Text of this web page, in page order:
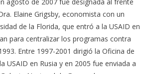
Elaine Grigsby, economista con un
de la Florida, que entró a la USAID en
para centralizar los programas contra
Entre 1997-2001 dirigió la Oficina de
USAID en Rusia y en 2005 fue enviada a